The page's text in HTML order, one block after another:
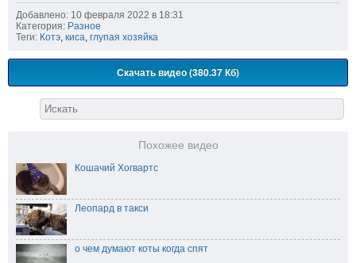
Добавлено: 10 февраля 2022 в 18:31
Категория: Разное
Теги: Котэ киса глупая хозяйка
Скачать видео (380.37 Кб)
Похожее видео
Кошачий Хогвартс
Леопард в такси
о чем думают коты когда спят